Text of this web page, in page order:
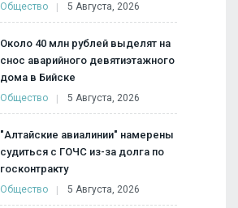
Общество 5 Августа, 2026
Около 40 млн рублей выделят на
снос аварийного девятиэтажного
дома в Бийске
Общество 5 Августа, 2026
"Алтайские авиалинии" намерены
судиться с ГОЧС из-за долга по
госконтракту
Общество 5 Августа, 2026